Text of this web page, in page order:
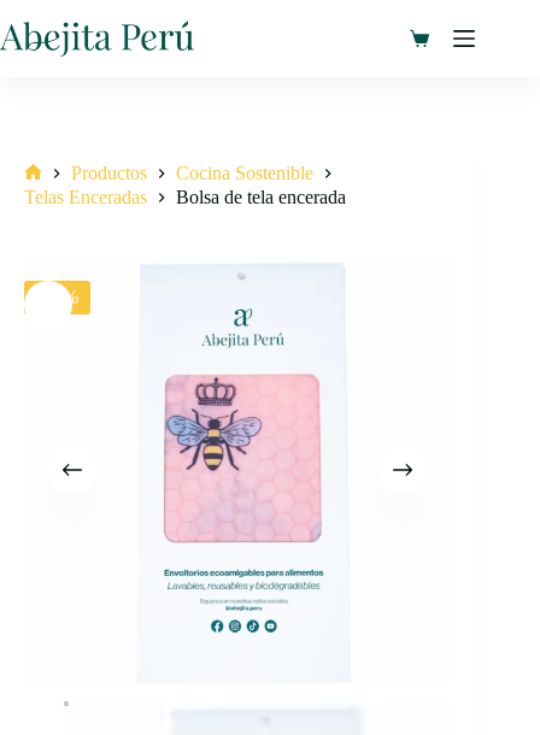
al
contenido
Carro
Inicio
Productos
Cocina Sostenible
Telas Enceradas
Bolsa de tela encerada
-15%